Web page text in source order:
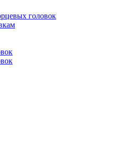
головок